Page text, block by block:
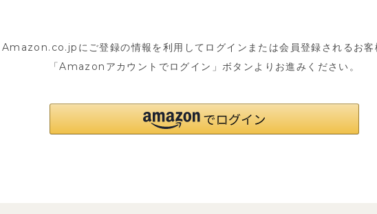
Amazon.co.jpにご登録の情報を利用してログインまたは会員登録されるお客
「Amazonアカウントでログイン」ボタンよりお進みください。